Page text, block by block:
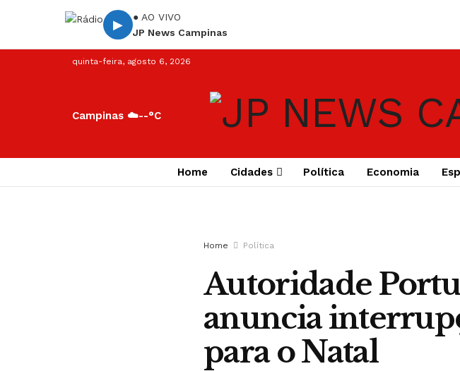
▶
● AO VIVO
JP News Campinas
quinta-feira, agosto 6, 2026
Campinas ☁️--°C
Home Cidades Política Economia
Home Política
Autoridade
anuncia
para o Natal